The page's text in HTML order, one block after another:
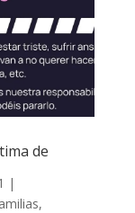
de
|
,